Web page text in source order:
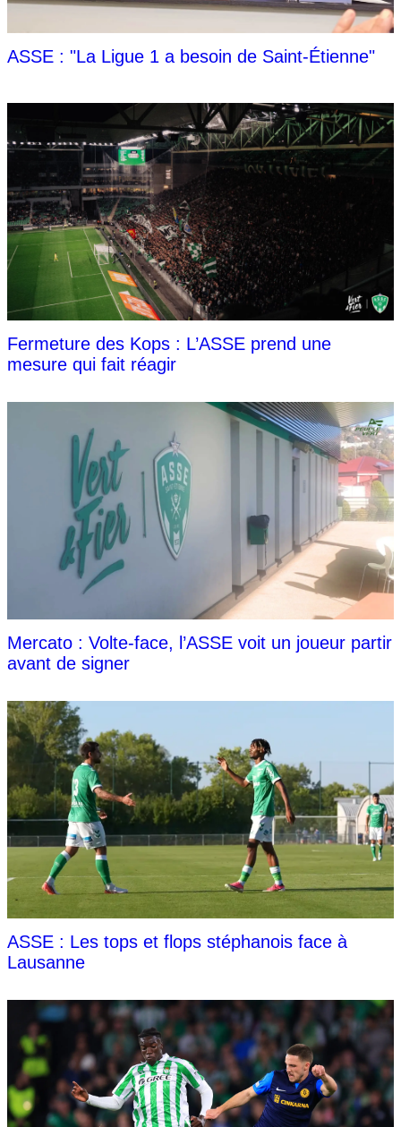
ASSE : "La Ligue 1 a besoin de Saint-Étienne"
Fermeture des Kops : L’ASSE prend une
mesure qui fait réagir
Mercato : Volte-face, l’ASSE voit un joueur partir
avant de signer
ASSE : Les tops et flops stéphanois face à
Lausanne